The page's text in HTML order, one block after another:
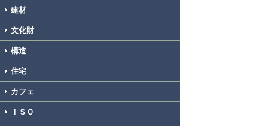
建材
文化財
構造
住宅
カフェ
ＩＳＯ